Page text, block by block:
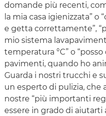
domande più recenti,
la mia casa igienizzata” o
e getta correttamente”,
mio sistema
temperatura °C” o
pavimenti, quando ho
Guarda i nostri trucchi e
un esperto di pulizia, che
nostre “più importanti
essere in grado di aiutarti